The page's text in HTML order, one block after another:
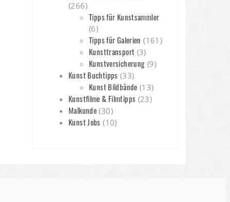
(266)
Tipps für Kunstsammler
(6)
Tipps für Galerien (161)
Kunsttransport (3)
Kunstversicherung (9)
Kunst Buchtipps (33)
Kunst Bildbände (13)
Kunstfilme & Filmtipps (23)
Malkunde (30)
Kunst Jobs (10)